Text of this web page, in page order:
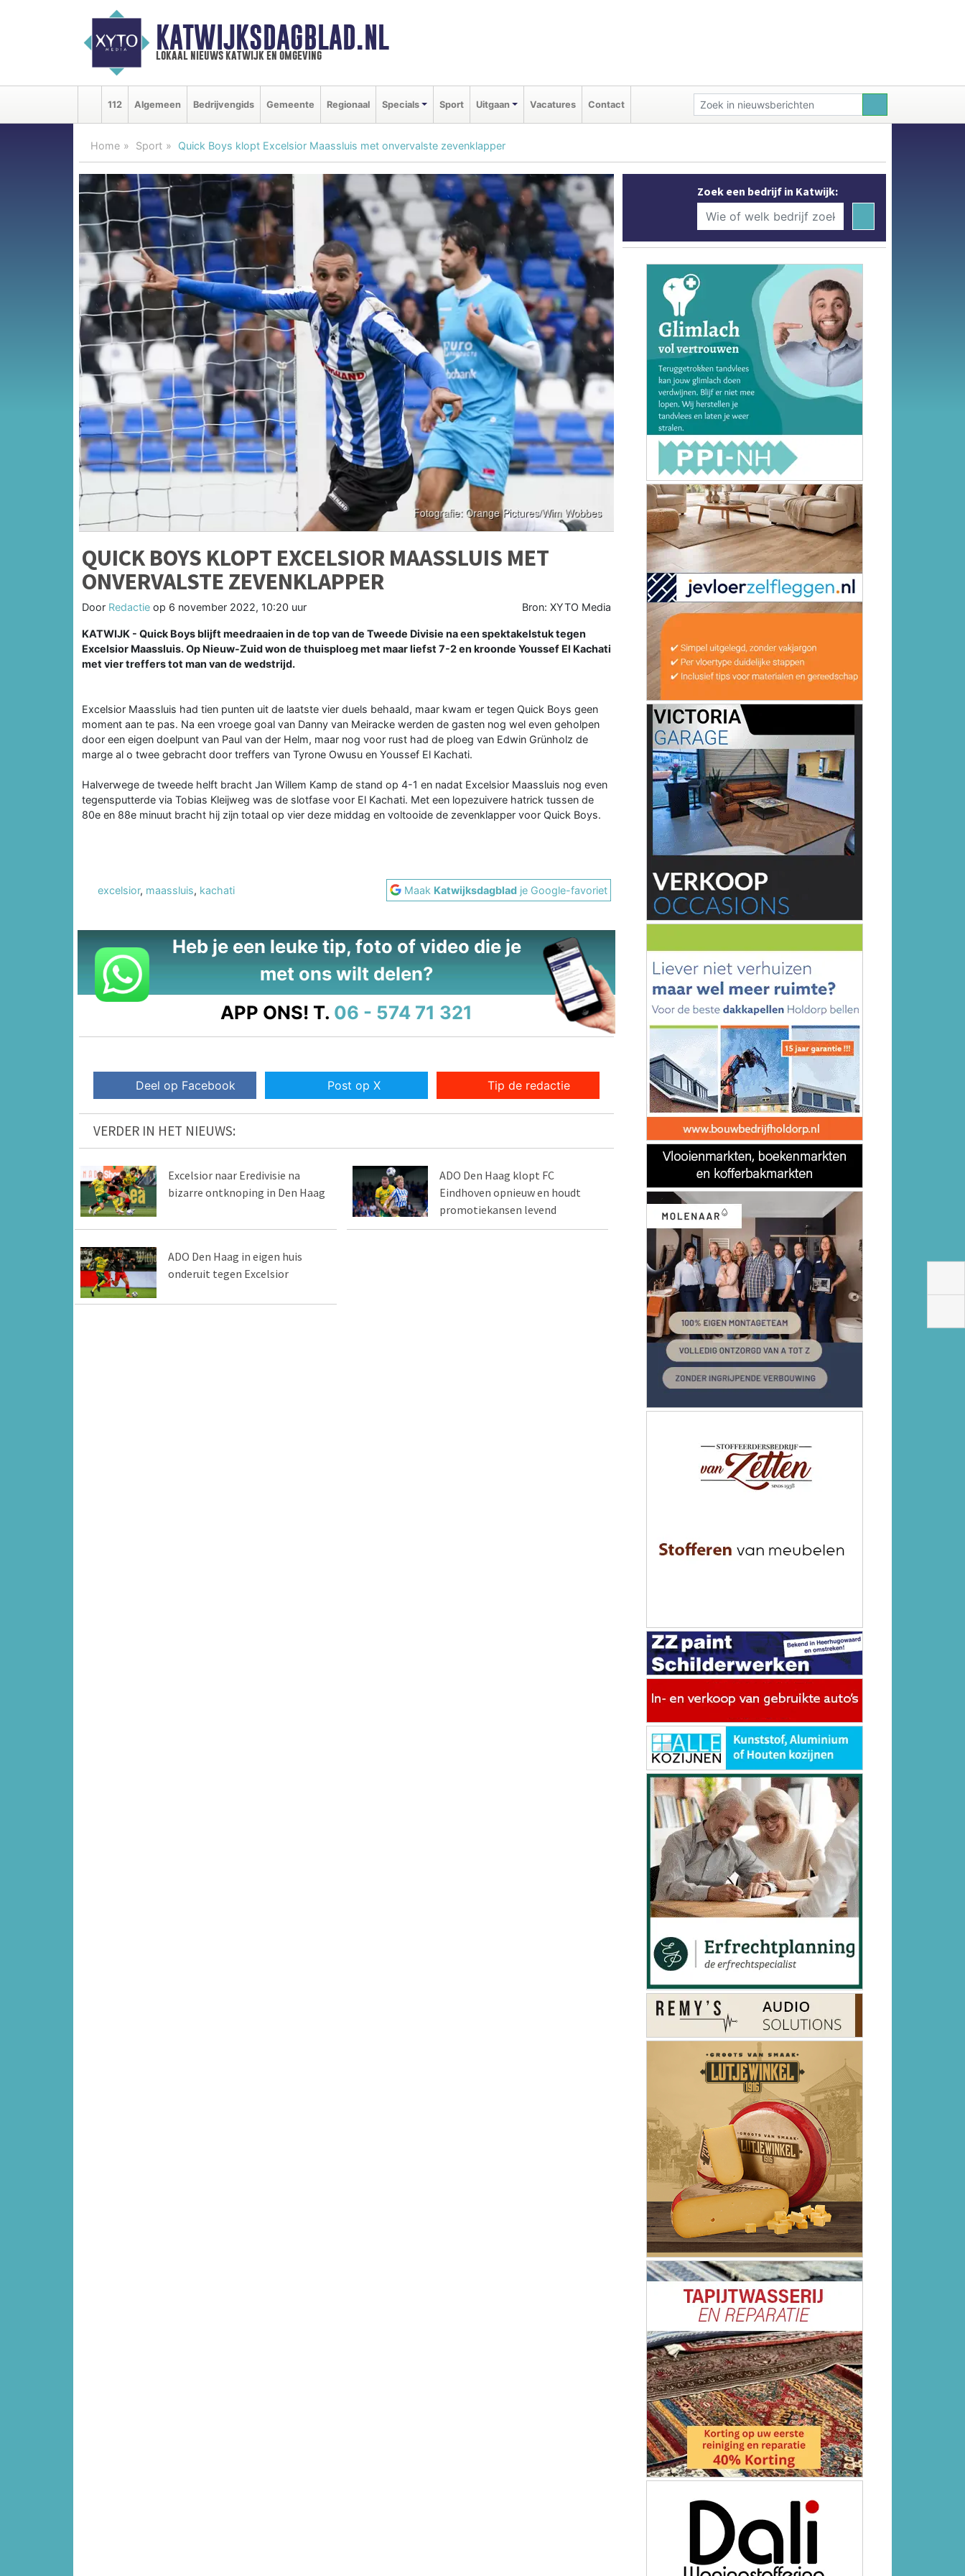
KATWIJKSDAGBLAD.NL
lokaal nieuws katwijk en omgeving
112 Algemeen Bedrijvengids Gemeente Regionaal Specials Sport Uitgaan Vacatures Contact
Home Sport Quick Boys klopt Excelsior Maassluis met onvervalste zevenklapper
QUICK BOYS KLOPT EXCELSIOR MAASSLUIS MET
ONVERVALSTE ZEVENKLAPPER
Door Redactie op 6 november 2022, 10:20 uur Bron: XYTO Media
KATWIJK - Quick Boys blijft meedraaien in de top van de Tweede Divisie na een spektakelstuk tegen
Excelsior Maassluis. Op Nieuw-Zuid won de thuisploeg met maar liefst 7-2 en kroonde Youssef El Kachati
met vier treffers tot man van de wedstrijd.
Excelsior Maassluis had tien punten uit de laatste vier duels behaald, maar kwam er tegen Quick Boys geen
moment aan te pas. Na een vroege goal van Danny van Meiracke werden de gasten nog wel even geholpen
door een eigen doelpunt van Paul van der Helm, maar nog voor rust had de ploeg van Edwin Grünholz de
marge al o twee gebracht door treffers van Tyrone Owusu en Youssef El Kachati.
Halverwege de tweede helft bracht Jan Willem Kamp de stand op 4-1 en nadat Excelsior Maassluis nog even
tegensputterde via Tobias Kleijweg was de slotfase voor El Kachati. Met een lopezuivere hatrick tussen de
80e en 88e minuut bracht hij zijn totaal op vier deze middag en voltooide de zevenklapper voor Quick Boys.
excelsior, maassluis, kachati Maak Katwijksdagblad je Google-favoriet
Heb je een leuke tip, foto of video die je
met ons wilt delen?
APP ONS! T. 06 - 574 71 321
Deel op Facebook Post op X Tip de redactie
VERDER IN HET NIEUWS:
Excelsior naar Eredivisie na
bizarre ontknoping in Den Haag
ADO Den Haag klopt FC
Eindhoven opnieuw en houdt
promotiekansen levend
ADO Den Haag in eigen huis
onderuit tegen Excelsior
Zoek een bedrijf in Katwijk: